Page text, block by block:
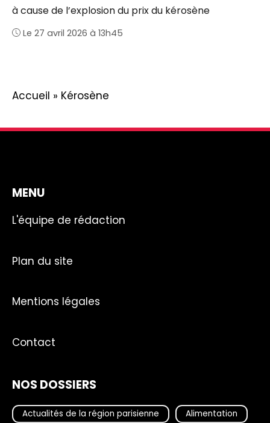
à cause de l’explosion du prix du kérosène
Le 27 avril 2026 à 13h45
Accueil » Kérosène
MENU
L'équipe de rédaction
Plan du site
Mentions légales
Contact
NOS DOSSIERS
Actualités de la région parisienne
Alimentation